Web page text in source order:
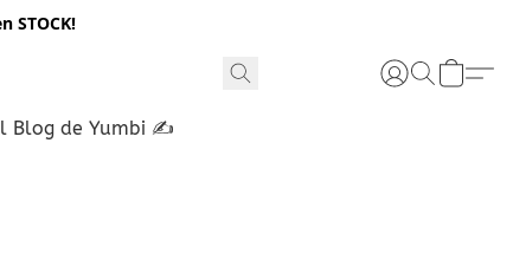
STOCK!
Blog de Yumbi ✍️